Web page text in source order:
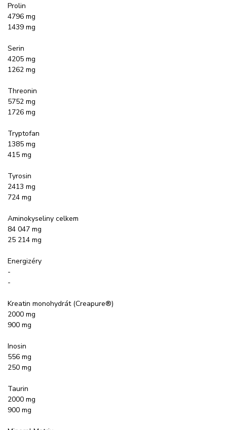
Prolin
4796 mg
1439 mg
Serin
4205 mg
1262 mg
Threonin
5752 mg
1726 mg
Tryptofan
1385 mg
415 mg
Tyrosin
2413 mg
724 mg
Aminokyseliny celkem
84 047 mg
25 214 mg
Energizéry
-
-
Kreatin monohydrát (Creapure®)
2000 mg
900 mg
Inosin
556 mg
250 mg
Taurin
2000 mg
900 mg